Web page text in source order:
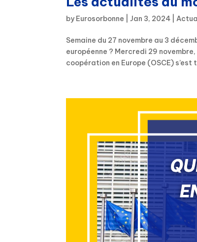
by Eurosorbonne |Jan 3, 2024 |
Semaine du 27 novembre au 3
européenne ? Mercredi 29
coopération en Europe (OSCE) s’est